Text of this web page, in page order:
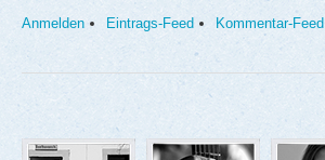
Anmelden Eintrags-Feed Kommentar-Feed